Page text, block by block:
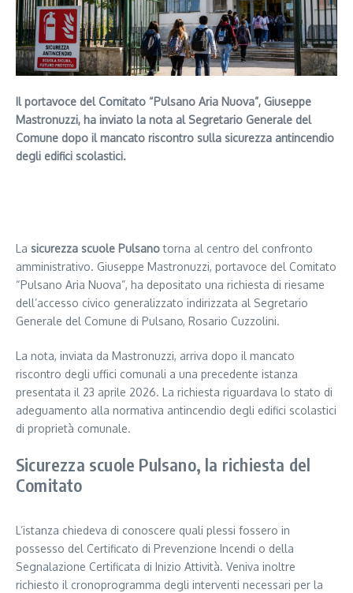
Il portavoce del Comitato “Pulsano Aria Nuova”, Giuseppe
Mastronuzzi, ha inviato la nota al Segretario Generale del
Comune dopo il mancato riscontro sulla sicurezza antincendio
degli edifici scolastici.
La sicurezza scuole Pulsanotorna al centro del confronto
amministrativo. Giuseppe Mastronuzzi, portavoce del Comitato
“Pulsano Aria Nuova”, ha depositato una richiesta di riesame
dell’accesso civico generalizzato indirizzata al Segretario
Generale del Comune di Pulsano, Rosario Cuzzolini.
La nota, inviata da Mastronuzzi, arriva dopo il mancato
riscontro degli uffici comunali a una precedente istanza
presentata il 23 aprile 2026. La richiesta riguardava lo stato di
adeguamento alla normativa antincendio degli edifici scolastici
di proprietà comunale.
Sicurezza scuole Pulsano, la richiesta del
Comitato
L’istanza chiedeva di conoscere quali plessi fossero in
possesso del Certificato di Prevenzione Incendi o della
Segnalazione Certificata di Inizio Attività. Veniva inoltre
richiesto il cronoprogramma degli interventi necessari per la